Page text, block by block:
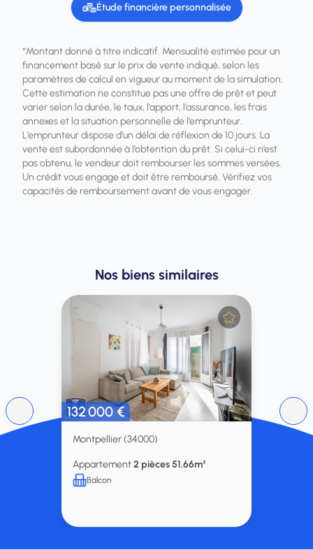
Étude financière personnalisée
*Montant donné à titre indicatif. Mensualité estimée pour un
financement basé sur le prix de vente indiqué, selon les
paramètres de calcul en vigueur au moment de la simulation.
Cette estimation ne constitue pas une offre de prêt et peut
varier selon la durée, le taux, l’apport, l’assurance, les frais
annexes et la situation personnelle de l’emprunteur.
L’emprunteur dispose d’un délai de réflexion de 10 jours. La
vente est subordonnée à l’obtention du prêt. Si celui-ci n’est
pas obtenu, le vendeur doit rembourser les sommes versées.
Un crédit vous engage et doit être remboursé. Vérifiez vos
capacités de remboursement avant de vous engager.
Nos biens similaires
132 000 €
Montpellier (34000)
Appartement2 pièces 51.66m²
Balcon